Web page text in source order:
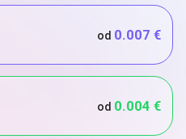
od 0.007 €
od 0.004 €